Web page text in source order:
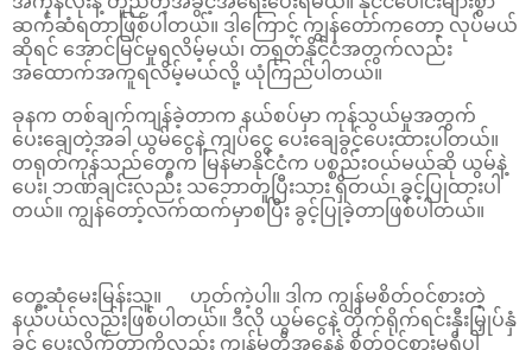
ဆက်ဆံရတာဖြစ်ပါတယ်။ ဒါကြောင့် ကျွန်တော်ကတော့ လုပ်မယ်
ဆိုရင် အောင်မြင်မှုရလိမ့်မယ်၊ တရုတ်နိုင်ငံအတွက်လည်း
အထောက်အကူရလိမ့်မယ်လို့ ယုံကြည်ပါတယ်။
ခုနက တစ်ချက်ကျန်ခဲ့တာက နယ်စပ်မှာ ကုန်သွယ်မှုအတွက်
ပေးချေတဲ့အခါ ယွမ်ငွေနဲ့ ကျပ်ငွေ ပေးချေခွင့်ပေးထားပါတယ်။
တရုတ်ကုန်သည်တွေက မြန်မာနိုင်ငံက ပစ္စည်းဝယ်မယ်ဆို ယွမ်နဲ့
ပေး၊ ဘဏ်ချင်းလည်း သဘောတူပြီးသား ရှိတယ်၊ ခွင့်ပြုထားပါ
တယ်။ ကျွန်တော့်လက်ထက်မှာစပြီး ခွင့်ပြုခဲ့တာဖြစ်ပါတယ်။
တွေ့ဆုံမေးမြန်းသူ။ ဟုတ်ကဲ့ပါ။ ဒါက ကျွန်မစိတ်ဝင်စားတဲ့
နယ်ပယ်လည်းဖြစ်ပါတယ်။ ဒီလို ယွမ်ငွေနဲ့ တိုက်ရိုက်ရင်းနှီးမြှုပ်နှံ
ခွင့် ပေးလိုက်တာကိုလည်း ကျွန်မတို့အနေနဲ့ စိတ်ဝင်စားမှုရှိပါ